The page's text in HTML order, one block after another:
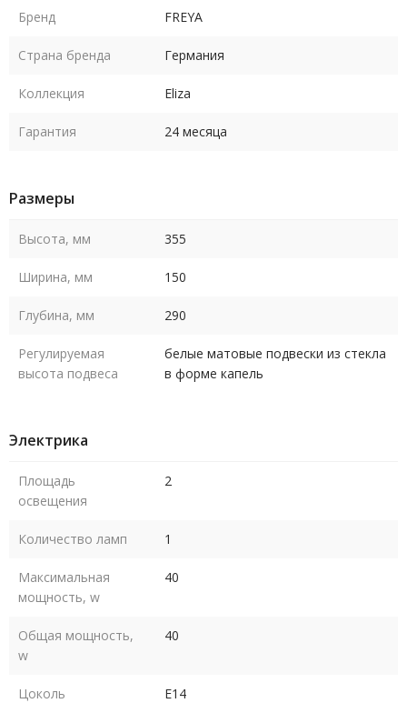
Бренд FREYA
Страна бренда Германия
Коллекция Eliza
Гарантия 24 месяца
Размеры
Высота, мм 355
Ширина, мм 150
Глубина, мм 290
Регулируемая
высота подвеса
белые матовые подвески из стекла
в форме капель
Электрика
Площадь
освещения
2
Количество ламп 1
Максимальная
мощность, w
40
Общая мощность,
w
40
Цоколь E14